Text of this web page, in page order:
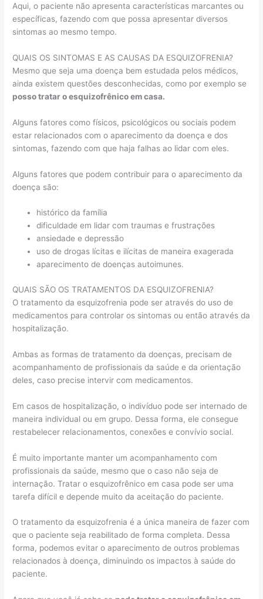
Aqui, o paciente não apresenta características marcantes ou
específicas, fazendo com que possa apresentar diversos
sintomas ao mesmo tempo.
QUAIS OS SINTOMAS E AS CAUSAS DA ESQUIZOFRENIA?
Mesmo que seja uma doença bem estudada pelos médicos,
ainda existem questões desconhecidas, como por exemplo se
posso tratar o esquizofrênico em casa.
Alguns fatores como físicos, psicológicos ou sociais podem
estar relacionados com o aparecimento da doença e dos
sintomas, fazendo com que haja falhas ao lidar com eles.
Alguns fatores que podem contribuir para o aparecimento da
doença são:
histórico da família
dificuldade em lidar com traumas e frustrações
ansiedade e depressão
uso de drogas lícitas e ilícitas de maneira exagerada
aparecimento de doenças autoimunes.
QUAIS SÃO OS TRATAMENTOS DA ESQUIZOFRENIA?
O tratamento da esquizofrenia pode ser através do uso de
medicamentos para controlar os sintomas ou então através da
hospitalização.
Ambas as formas de tratamento da doenças, precisam de
acompanhamento de profissionais da saúde e da orientação
deles, caso precise intervir com medicamentos.
Em casos de hospitalização, o indivíduo pode ser internado de
maneira individual ou em grupo. Dessa forma, ele consegue
restabelecer relacionamentos, conexões e convívio social.
É muito importante manter um acompanhamento com
profissionais da saúde, mesmo que o caso não seja de
internação. Tratar o esquizofrênico em casa pode ser uma
tarefa difícil e depende muito da aceitação do paciente.
O tratamento da esquizofrenia é a única maneira de fazer com
que o paciente seja reabilitado de forma completa. Dessa
forma, podemos evitar o aparecimento de outros problemas
relacionados à doença, diminuindo os impactos à saúde do
paciente.